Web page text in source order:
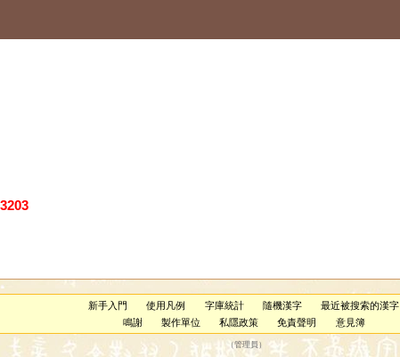
3203
新手入門 使用凡例 字庫統計 隨機漢字
最近被搜索的漢字
鳴謝
製作單位 私隱政策 免責聲明 意見簿
（管理員 ）